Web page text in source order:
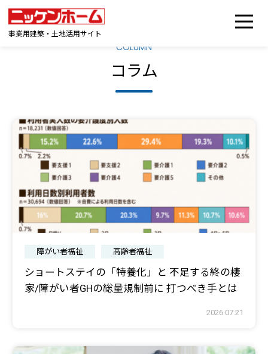
事業用建築・土地活用サイト
COLUMN
コラム
障がい者福祉 高齢者福祉
ショートステイの「特養化」と 不足する終の棲
家/障がい者GHの総量規制前に 打つべき手とは
2026.07.21